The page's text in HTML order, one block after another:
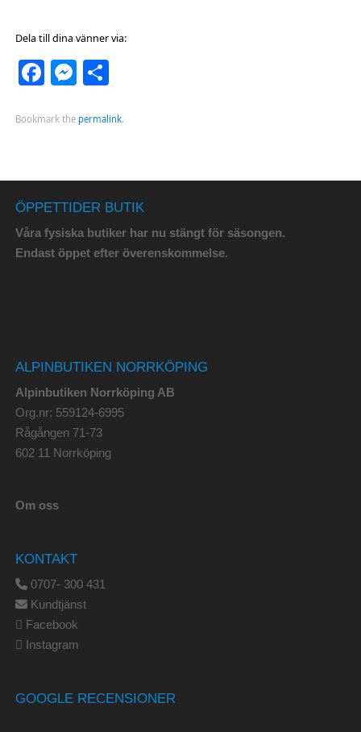
Dela till dina vänner via:
Facebook
Messenger
Dela
Bookmark the permalink.
ÖPPETTIDER BUTIK
Våra fysiska butiker har nu stängt för säsongen.
Endast öppet efter överenskommelse.
ALPINBUTIKEN NORRKÖPING
Alpinbutiken Norrköping AB
Org.nr: 559124-6995
Rågången 71-73
602 11 Norrköping
Om oss
KONTAKT
0707- 300 431
Kundtjänst
Facebook
Instagram
GOOGLE RECENSIONER